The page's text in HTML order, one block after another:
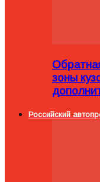
зоны
Российский